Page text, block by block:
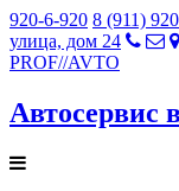
920-6-920 8 (911)
улица, дом 24
PROF//AVTO
Автосервис